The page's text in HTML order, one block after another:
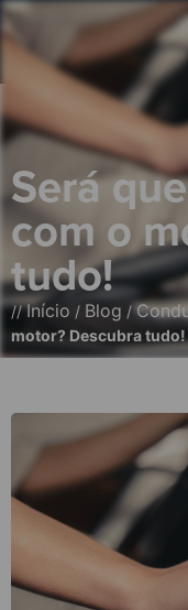
Será
com o
tudo!
//Início / Blog /
motor? Descubra tudo!